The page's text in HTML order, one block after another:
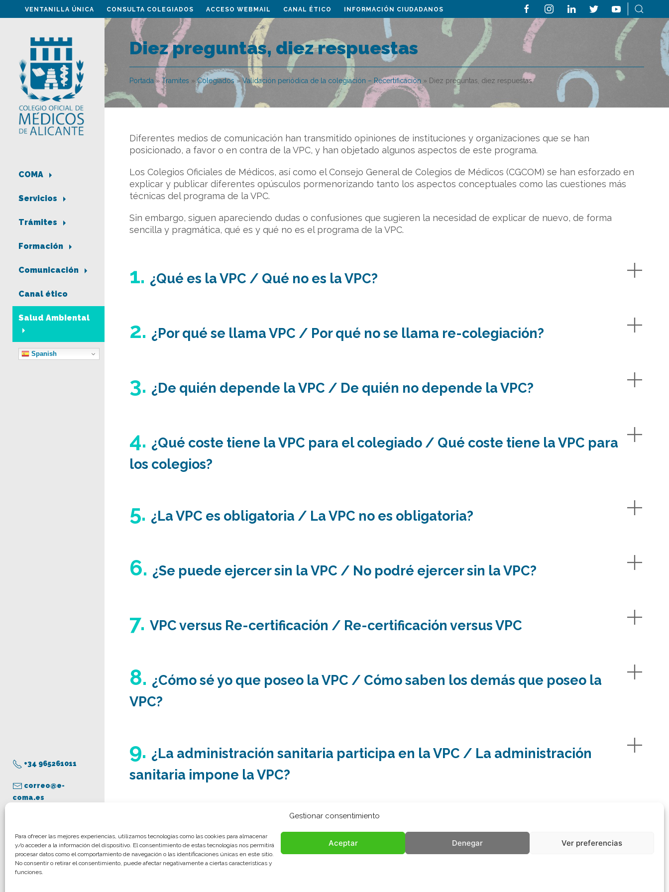
Gestionar consentimiento
Para ofrecer las mejores experiencias, utilizamos tecnologías como las cookies para almacenar
y/o acceder a la información del dispositivo. El consentimiento de estas tecnologías nos permitirá
procesar datos como el comportamiento de navegación o las identificaciones únicas en este sitio.
No consentir o retirar el consentimiento, puede afectar negativamente a ciertas características y
funciones.
Aceptar Denegar Ver preferencias
VENTANILLA ÚNICA CONSULTA COLEGIADOS ACCESO WEBMAIL CANAL ÉTICO INFORMACIÓN CIUDADANOS
COMA
Servicios
Trámites
Formación
Comunicación
Canal ético
Salud Ambiental
Spanish
+34 965261011
correo@e-
coma.es
Aviso legal
Política de privacidad
Política de cookies
Diez preguntas, diez respuestas
Portada » Tramites »Colegiados »Validación periódica de la colegiación – Recertificación » Diez preguntas, diez respuestas
Diferentes medios de comunicación han transmitido opiniones de instituciones y organizaciones que se han
posicionado, a favor o en contra de la VPC, y han objetado algunos aspectos de este programa.
Los Colegios Oficiales de Médicos, así como el Consejo General de Colegios de Médicos (CGCOM) se han esforzado en
explicar y publicar diferentes opúsculos pormenorizando tanto los aspectos conceptuales como las cuestiones más
técnicas del programa de la VPC.
Sin embargo, siguen apareciendo dudas o confusiones que sugieren la necesidad de explicar de nuevo, de forma
sencilla y pragmática, qué es y qué no es el programa de la VPC.
1. ¿Qué es la VPC / Qué no es la VPC?
2. ¿Por qué se llama VPC / Por qué no se llama re-colegiación?
3. ¿De quién depende la VPC / De quién no depende la VPC?
4. ¿Qué coste tiene la VPC para el colegiado / Qué coste tiene la VPC para
los colegios?
5. ¿La VPC es obligatoria / La VPC no es obligatoria?
6. ¿Se puede ejercer sin la VPC / No podré ejercer sin la VPC?
7. VPC versus Re-certificación / Re-certificación versus VPC
8. ¿Cómo sé yo que poseo la VPC / Cómo saben los demás que poseo la
VPC?
9. ¿La administración sanitaria participa en la VPC / La administración
sanitaria impone la VPC?